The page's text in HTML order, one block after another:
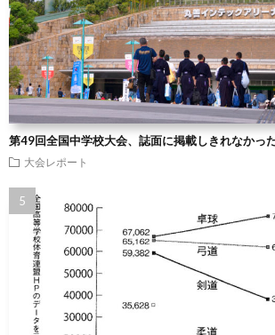
第49回全国中学校大会、誌面に掲載しきれなかっ
大会レポート